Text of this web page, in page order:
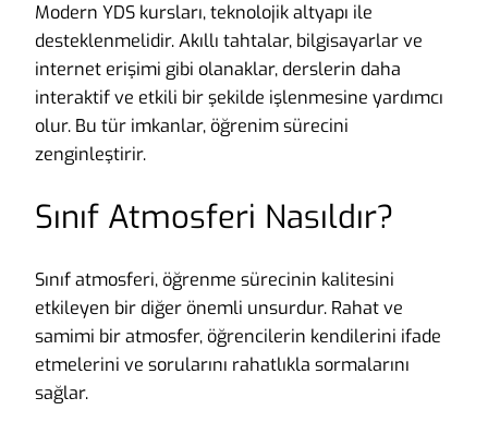
Modern YDS kursları, teknolojik altyapı ile
desteklenmelidir. Akıllı tahtalar, bilgisayarlar ve
internet erişimi gibi olanaklar, derslerin daha
interaktif ve etkili bir şekilde işlenmesine yardımcı
olur. Bu tür imkanlar, öğrenim sürecini
zenginleştirir.
Sınıf Atmosferi Nasıldır?
Sınıf atmosferi, öğrenme sürecinin kalitesini
etkileyen bir diğer önemli unsurdur. Rahat ve
samimi bir atmosfer, öğrencilerin kendilerini ifade
etmelerini ve sorularını rahatlıkla sormalarını
sağlar.